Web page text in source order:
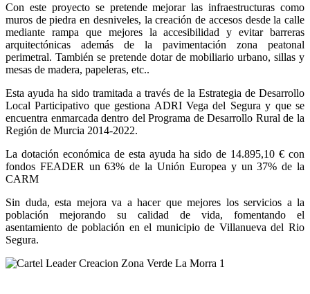
Con este proyecto se pretende mejorar las infraestructuras como
muros de piedra en desniveles, la creación de accesos desde la calle
mediante rampa que mejores la accesibilidad y evitar barreras
arquitectónicas además de la pavimentación zona peatonal
perimetral. También se pretende dotar de mobiliario urbano, sillas y
mesas de madera, papeleras, etc..
Esta ayuda ha sido tramitada a través de la Estrategia de Desarrollo
Local Participativo que gestiona ADRI Vega del Segura y que se
encuentra enmarcada dentro del Programa de Desarrollo Rural de la
Región de Murcia 2014-2022.
La dotación económica de esta ayuda ha sido de 14.895,10 € con
fondos FEADER un 63% de la Unión Europea y un 37% de la
CARM
Sin duda, esta mejora va a hacer que mejores los servicios a la
población mejorando su calidad de vida, fomentando el
asentamiento de población en el municipio de Villanueva del Rio
Segura.